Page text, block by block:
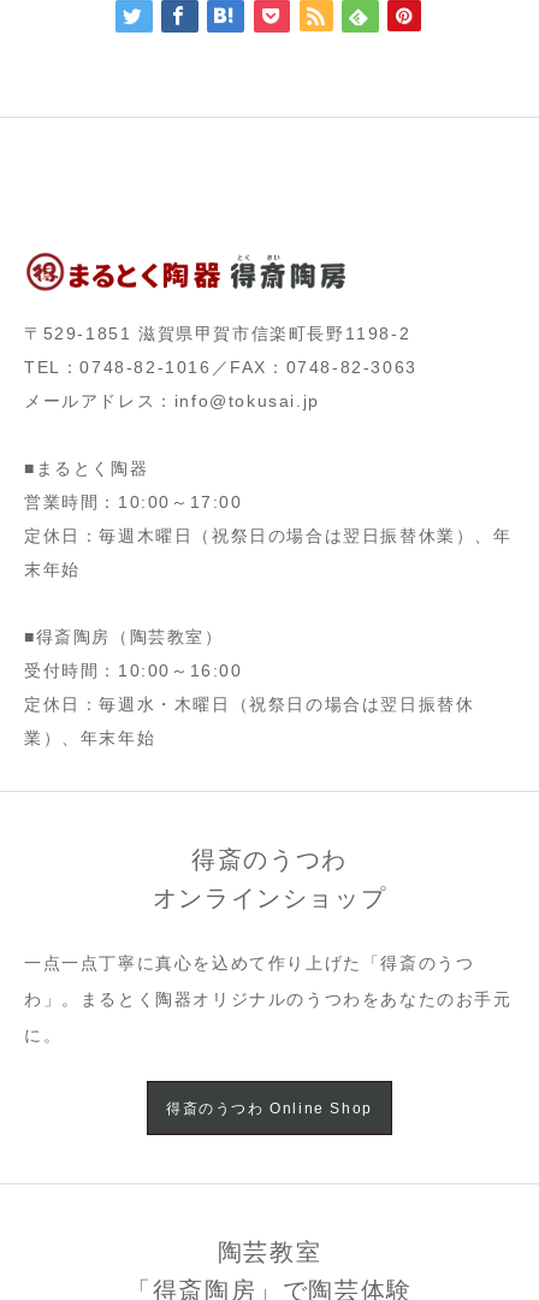
〒529-1851 滋賀県甲賀市信楽町長野1198-2
TEL：0748-82-1016／FAX：0748-82-3063
メールアドレス：info@tokusai.jp
■まるとく陶器
営業時間：10:00～17:00
定休日：毎週木曜日（祝祭日の場合は翌日振替休業）、年
末年始
■得斎陶房（陶芸教室）
受付時間：10:00～16:00
定休日：毎週水・木曜日（祝祭日の場合は翌日振替休
業）、年末年始
得斎のうつわ
オンラインショップ
一点一点丁寧に真心を込めて作り上げた「得斎のうつ
わ」。まるとく陶器オリジナルのうつわをあなたのお手元
に。
得斎のうつわ Online Shop
陶芸教室
「得斎陶房」で陶芸体験